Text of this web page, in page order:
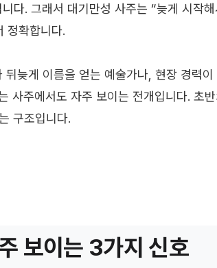
다. 그래서 대기만성 사주는 “늦게 시작
정확합니다.
늦게 이름을 얻는 예술가나, 현장 경력
사주에서도 자주 보이는 전개입니다. 초
구조입니다.
보이는 3가지 신호